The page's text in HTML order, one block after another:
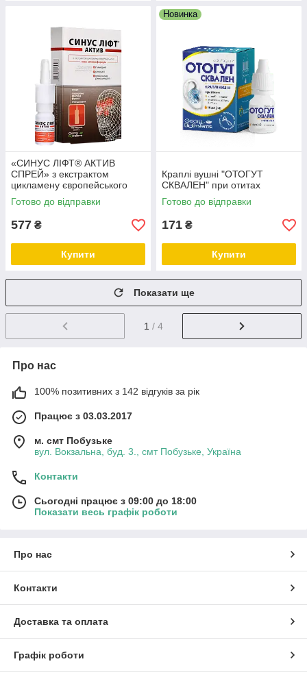
«СИНУС ЛІФТ® АКТИВ
СПРЕЙ» з екстрактом
цикламену європейського
спрей назальний дозований
Georg BioSystems
Готово до відправки
577 ₴
Купити
Новинка
Краплі вушні "ОТОГУТ
СКВАЛЕН" при отитах
Готово до відправки
171 ₴
Купити
Показати ще
1 / 4
Про нас
100% позитивних з 142 відгуків за рік
Працює з 03.03.2017
м. смт Побузьке
вул. Вокзальна, буд. 3., смт Побузьке, Україна
Контакти
Сьогодні працює з 09:00 до 18:00
Показати весь графік роботи
Про нас
Контакти
Доставка та оплата
Графік роботи